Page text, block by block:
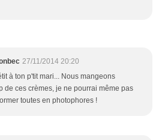
27/11/2014 20:20
à ton p'tit mari... Nous mangeons
de ces crèmes, je ne pourrai même pas
toutes en photophores !